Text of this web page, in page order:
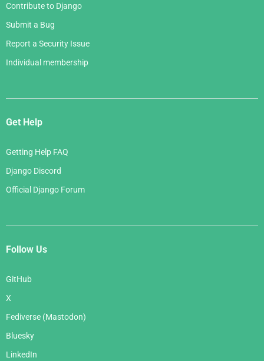
Contribute to Django
Submit a Bug
Report a Security Issue
Individual membership
Get Help
Getting Help FAQ
Django Discord
Official Django Forum
Follow Us
GitHub
X
Fediverse (Mastodon)
Bluesky
LinkedIn